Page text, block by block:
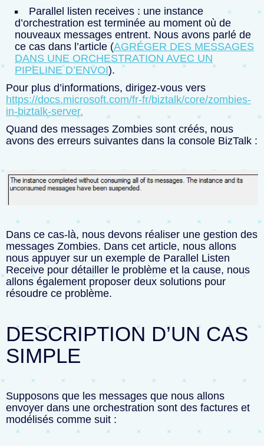
Parallel listen receives : une instance
d’orchestration est terminée au moment où de
nouveaux messages entrent. Nous avons parlé de
ce cas dans l’article (AGRÉGER DES MESSAGES
DANS UNE ORCHESTRATION AVEC UN
PIPELINE D’ENVOI).
Pour plus d’informations, dirigez-vous vers
https://docs.microsoft.com/fr-fr/biztalk/core/zombies-
in-biztalk-server.
Quand des messages Zombies sont créés, nous
avons des erreurs suivantes dans la console BizTalk :
Dans ce cas-là, nous devons réaliser une gestion des
messages Zombies. Dans cet article, nous allons
nous appuyer sur un exemple de Parallel Listen
Receive pour détailler le problème et la cause, nous
allons également proposer deux solutions pour
résoudre ce problème.
DESCRIPTION D’UN CAS
SIMPLE
Supposons que les messages que nous allons
envoyer dans une orchestration sont des factures et
modélisés comme suit :